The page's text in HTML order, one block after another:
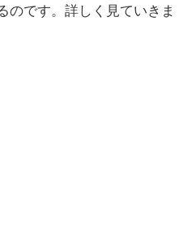
のです。詳しく見ていきま